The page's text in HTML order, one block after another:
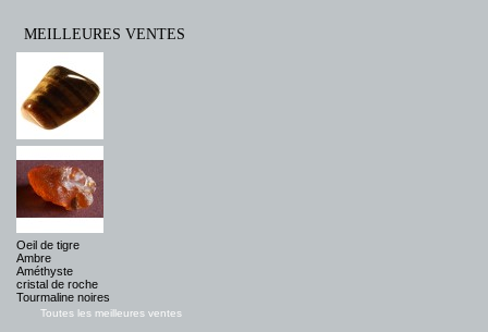
MEILLEURES VENTES
Oeil de tigre
Ambre
Améthyste
cristal de roche
Tourmaline noires
Toutes les meilleures ventes